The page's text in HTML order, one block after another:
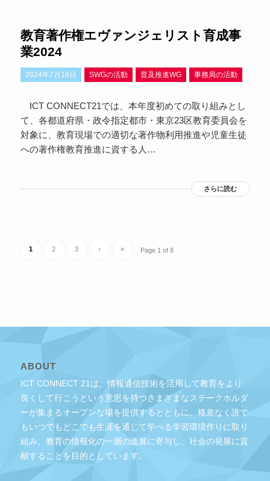
教育著作権エヴァンジェリスト育成事
業2024
2024年7月18日 SWGの活動 普及推進WG 事務局の活動
ICT CONNECT21では、本年度初めての取り組みとし
て、各都道府県・政令指定都市・東京23区教育委員会を
対象に、教育現場での適切な著作物利用推進や児童生徒
への著作権教育推進に資する人…
さらに読む
Page 1 of 8
1 2 3 › »
ABOUT
ICT CONNECT 21は、情報通信技術を活用して教育をより
良くして行こうという意思を持つさまざまなステークホルダ
ーが集まるオープンな場を提供するとともに、格差なく誰で
もいつでもどこでも生涯を通じて学べる学習環境作りに取り
組み、教育の情報化の一層の進展に寄与し、社会の発展に貢
献することを目的としています。